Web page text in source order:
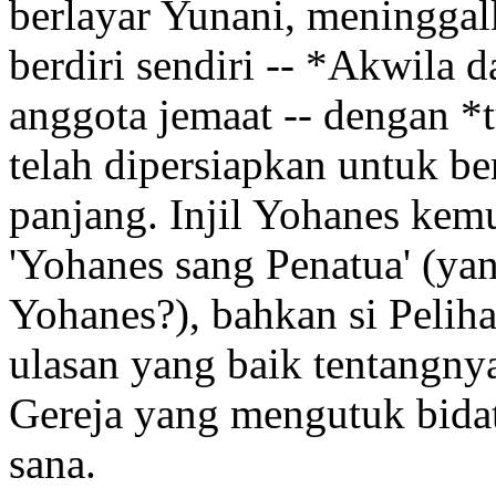
berlayar Yunani,
berdiri sendiri -- *Akwila
anggota jemaat -- dengan
telah dipersiapkan untuk
panjang. Injil Yohanes
'Yohanes sang Penatua'
Yohanes?), bahkan si
ulasan yang baik
Gereja yang mengutuk
sana.